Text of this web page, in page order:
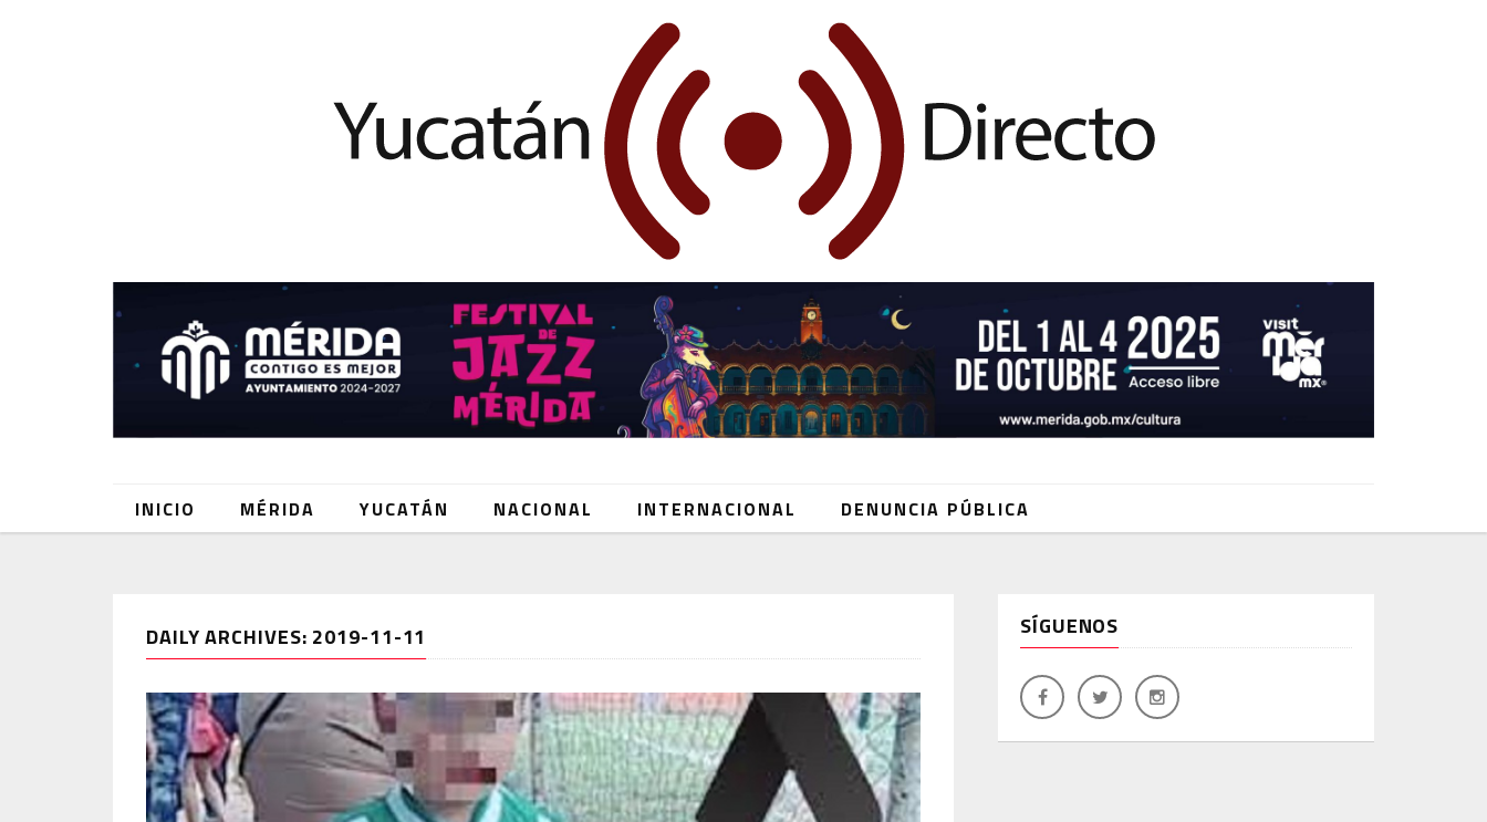
INICIO MÉRIDA YUCATÁN NACIONAL INTERNACIONAL DENUNCIA PÚBLICA
DAILY ARCHIVES: 2019-11-11 SÍGUENOS